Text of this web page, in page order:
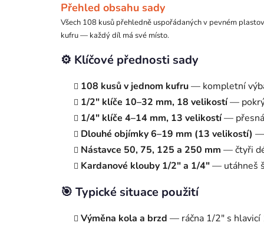
Přehled obsahu sady
Všech 108 kusů přehledně uspořádaných v pevném
kufru — každý díl má své místo.
⚙️ Klíčové přednosti sady
108 kusů v jednom kufru— kompletní
1/2" klíče 10–32 mm, 18 velikostí—
1/4" klíče 4–14 mm, 13 velikostí— přesná
Dlouhé objímky 6–19 mm (13 velikostí) —
Nástavce 50, 75, 125 a 250 mm — čtyři
Kardanové klouby 1/2" a 1/4"— utáhneš
🎯 Typické situace použití
Výměna kola a brzd — ráčna 1/2" s hlavicí